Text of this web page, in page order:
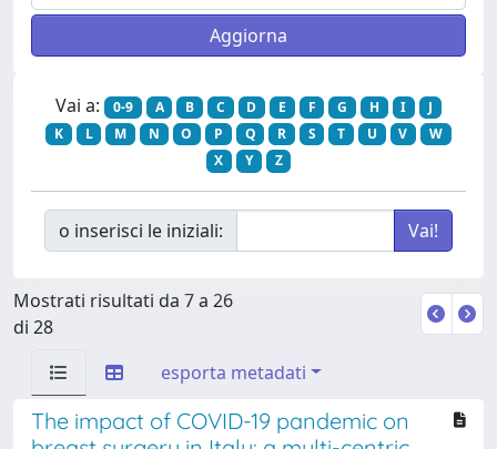
Vai a: 0-9 A B C D E F G H I
J
K
L M N O P Q R S T U V
W
X
Y Z
o inserisci le iniziali:
Mostrati risultati da 7 a 26
di 28
esporta metadati
The impact of COVID-19 pandemic on